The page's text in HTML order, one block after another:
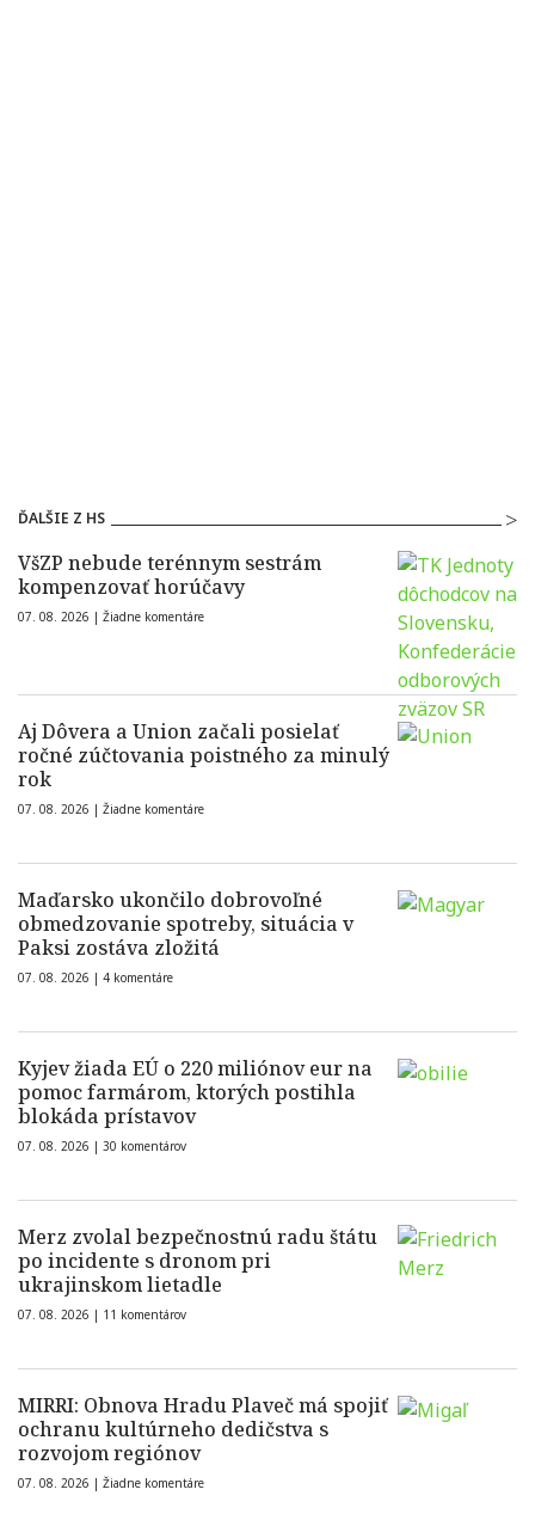
ĎALŠIE Z HS
VšZP nebude terénnym sestrám
kompenzovať horúčavy
07. 08. 2026 | Žiadne komentáre
Aj Dôvera a Union začali posielať
ročné zúčtovania poistného za minulý
rok
07. 08. 2026 | Žiadne komentáre
Maďarsko ukončilo dobrovoľné
obmedzovanie spotreby, situácia v
Paksi zostáva zložitá
07. 08. 2026 | 4 komentáre
Kyjev žiada EÚ o 220 miliónov eur na
pomoc farmárom, ktorých postihla
blokáda prístavov
07. 08. 2026 | 30 komentárov
Merz zvolal bezpečnostnú radu štátu
po incidente s dronom pri
ukrajinskom lietadle
07. 08. 2026 | 11 komentárov
MIRRI: Obnova Hradu Plaveč má spojiť
ochranu kultúrneho dedičstva s
rozvojom regiónov
07. 08. 2026 | Žiadne komentáre